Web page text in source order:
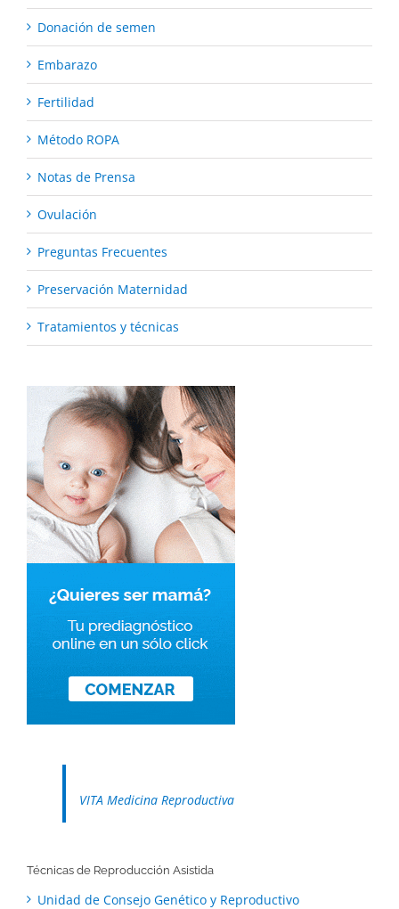
Donación de semen
Embarazo
Fertilidad
Método ROPA
Notas de Prensa
Ovulación
Preguntas Frecuentes
Preservación Maternidad
Tratamientos y técnicas
VITA Medicina Reproductiva
Técnicas de Reproducción Asistida
Unidad de Consejo Genético y Reproductivo